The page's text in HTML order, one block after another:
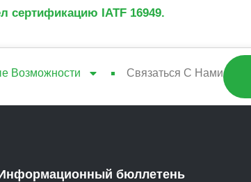
сертификацию IATF 16949.
Возможности Связаться С Нами
бюллетень